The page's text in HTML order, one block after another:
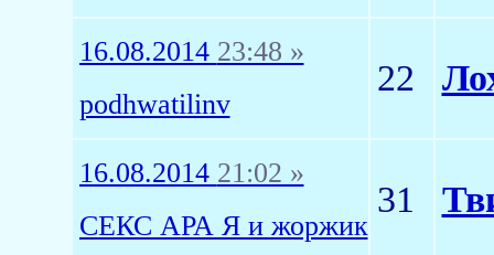
16.08.2014 23:48 »
podhwatilinv
22
16.08.2014 21:02 »
СЕКС АРА Я и жоржик
31